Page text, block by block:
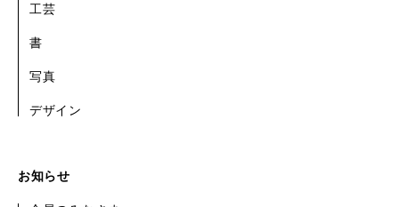
工芸
書
写真
デザイン
お知らせ